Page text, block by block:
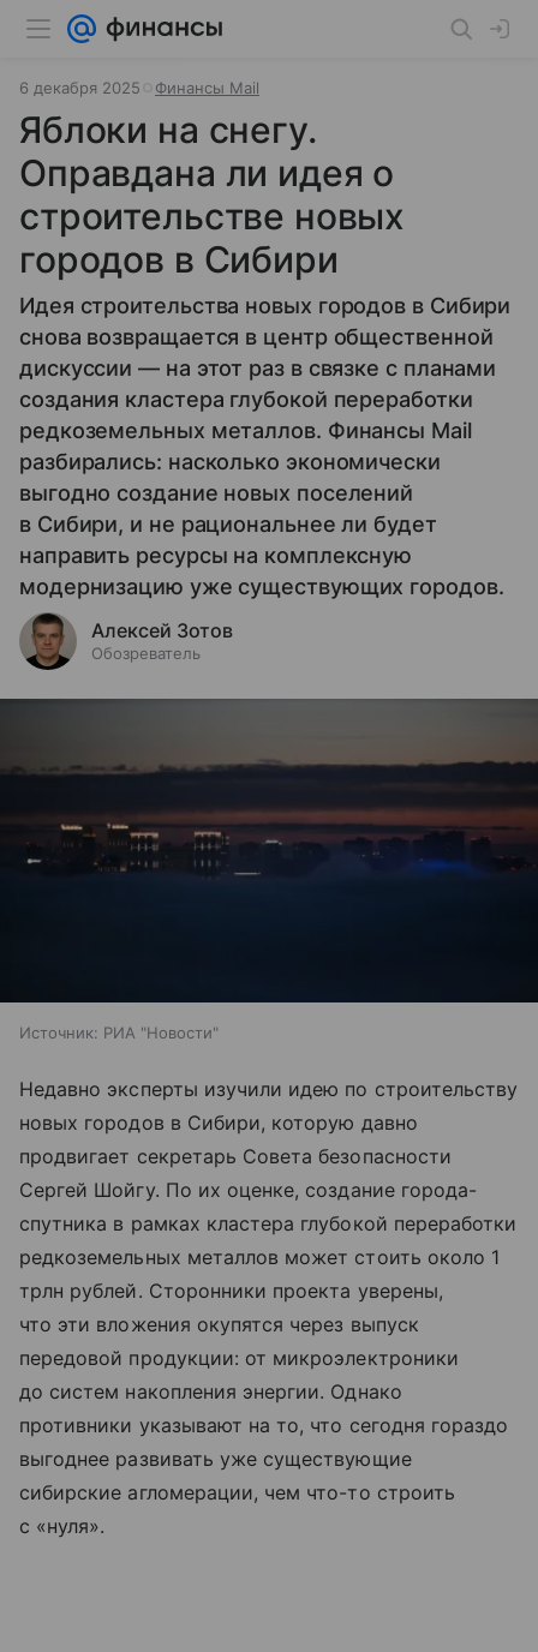
6 декабря 2025 Финансы Mail
Яблоки на снегу.
Оправдана ли идея о
строительстве новых
городов в Сибири
Идея строительства новых городов в Сибири
снова возвращается в центр общественной
дискуссии — на этот раз в связке с планами
создания кластера глубокой переработки
редкоземельных металлов. Финансы Mail
разбирались: насколько экономически
выгодно создание новых поселений
в Сибири, и не рациональнее ли будет
направить ресурсы на комплексную
модернизацию уже существующих городов.
Алексей Зотов
Обозреватель
Источник: РИА "Новости"
Недавно эксперты изучили идею по строительству
новых городов в Сибири, которую давно
продвигает секретарь Совета безопасности
Сергей Шойгу. По их оценке, создание города-
спутника в рамках кластера глубокой переработки
редкоземельных металлов может стоить около 1
трлн рублей. Сторонники проекта уверены,
что эти вложения окупятся через выпуск
передовой продукции: от микроэлектроники
до систем накопления энергии. Однако
противники указывают на то, что сегодня гораздо
выгоднее развивать уже существующие
сибирские агломерации, чем что-то строить
с «нуля».